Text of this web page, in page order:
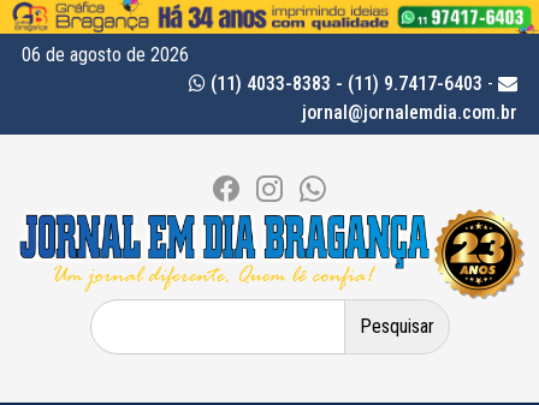
06 de agosto de 2026
(11) 4033-8383 - (11) 9.7417-6403 -
jornal@jornalemdia.com.br
Pesquisar
por: